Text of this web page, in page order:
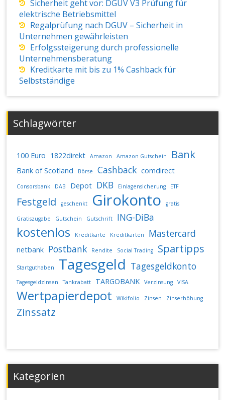
Sicherheit geht vor: DGUV V3 Prüfung für
elektrische Betriebsmittel
Regalprüfung nach DGUV – Sicherheit in
Unternehmen gewährleisten
Erfolgssteigerung durch professionelle
Unternehmensberatung
Kreditkarte mit bis zu 1% Cashback für
Selbstständige
Schlagwörter
100 Euro 1822direkt Amazon Amazon Gutschein Bank
Bank of Scotland Börse Cashback comdirect
Consorsbank DAB Depot DKB Einlagensicherung ETF
Festgeld geschenkt Girokonto gratis
Gratiszugabe Gutschein Gutschrift ING-DiBa
kostenlos Kreditkarte Kreditkarten Mastercard
netbank Postbank Rendite Social Trading Spartipps
Startguthaben Tagesgeld Tagesgeldkonto
Tagesgeldzinsen Tankrabatt TARGOBANK Verzinsung VISA
Wertpapierdepot Wikifolio Zinsen Zinserhöhung
Zinssatz
Kategorien